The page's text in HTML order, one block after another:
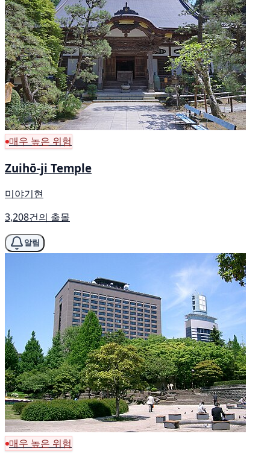
매우 높은 위험
Zuihō-ji Temple
미야기현
3,208건의 출몰
알림
매우 높은 위험